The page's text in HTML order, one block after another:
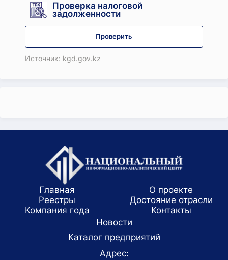
Проверка налоговой
задолженности
Проверить
Источник: kgd.gov.kz
Главная
О проекте
Реестры
Достояние отрасли
Компания года
Koнтaкты
Новости
Каталог предприятий
Адрес: